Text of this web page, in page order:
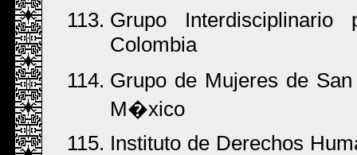
Grupo
Colombia
Grupo de Mujeres de
M�xico
Instituto de Derechos